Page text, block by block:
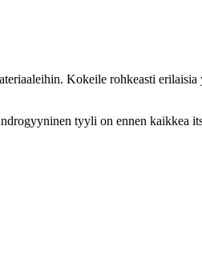
Kokeile rohkeasti
tyyli on ennen kaikkea